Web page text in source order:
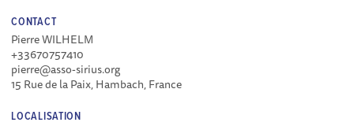
CONTACT
Pierre WILHELM
+33670757410
pierre@asso-sirius.org
15 Rue de la Paix, Hambach, France
LOCALISATION